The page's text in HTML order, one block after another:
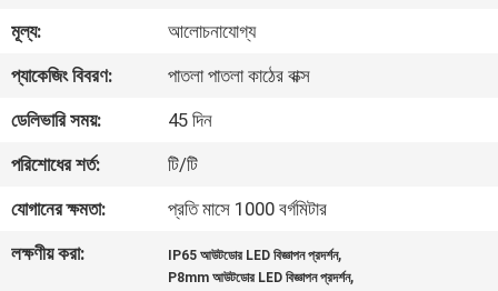
কারখানা
ভ্রমণ
মান
নিয়ন্ত্রণ
খবর
মূল্য:
আলোচনাযোগ্য
প্যাকেজিং বিবরণ:
পাতলা পাতলা কাঠের বাক্স
ডেলিভারি সময়:
45 দিন
পরিশোধের শর্ত:
টি/টি
যোগানের ক্ষমতা:
প্রতি মাসে 1000 বর্গমিটার
লক্ষণীয় করা:
IP65 আউটডোর LED বিজ্ঞাপন প্রদর্শন,
P8mm আউটডোর LED বিজ্ঞাপন প্রদর্শন,